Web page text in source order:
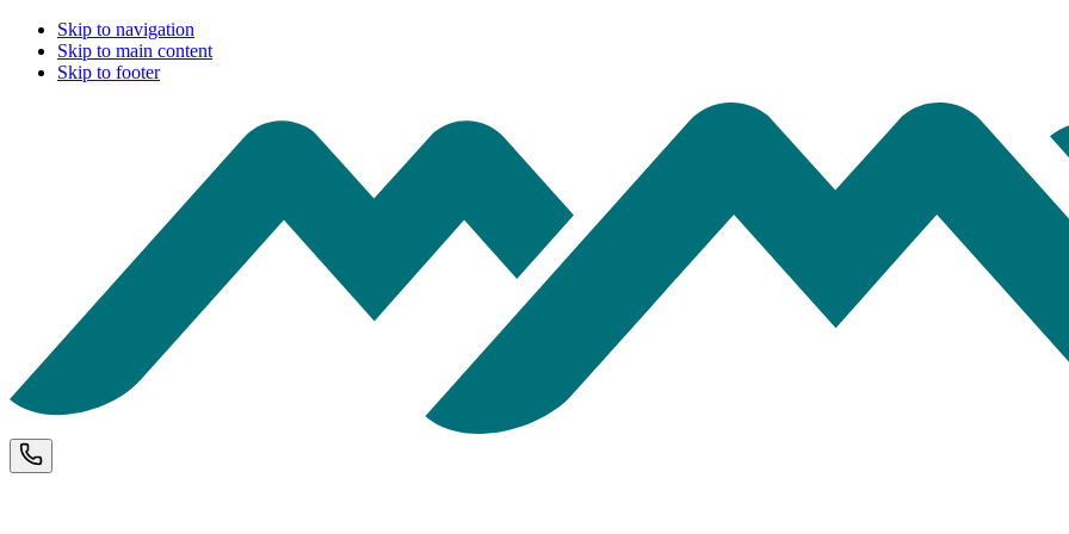
Skip to navigation
Skip to main content
Skip to footer
Phone and opening hours